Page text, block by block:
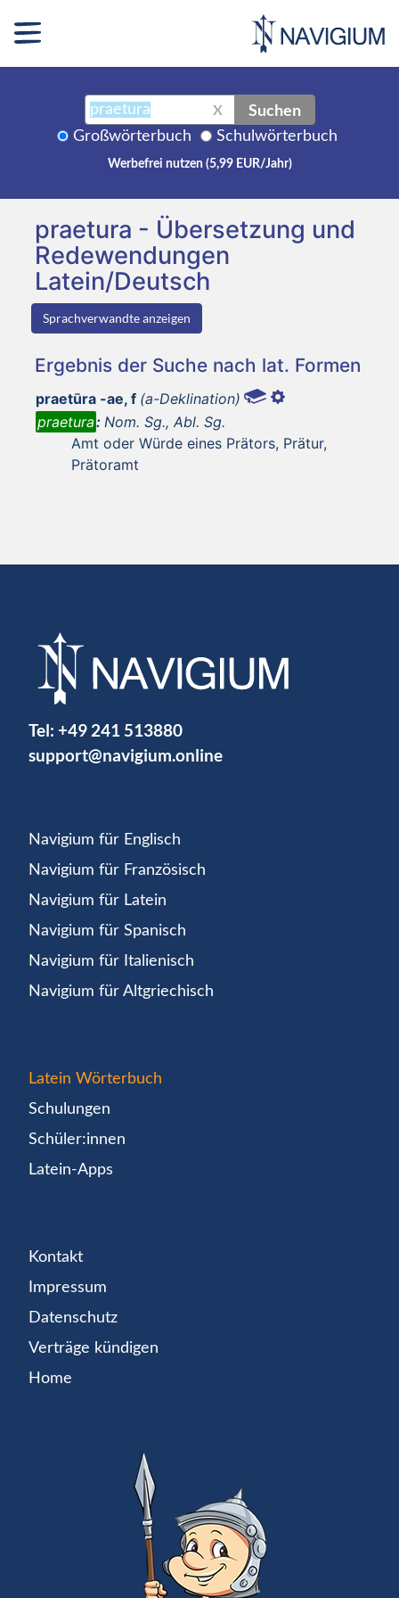
X Suchen
Großwörterbuch Schulwörterbuch
Werbefrei nutzen (5,99 EUR/Jahr)
praetura - Übersetzung und
Redewendungen
Latein/Deutsch
Sprachverwandte anzeigen
Ergebnis der Suche nach lat. Formen
praetūra -ae, f (a-Deklination)
praetura: Nom. Sg., Abl. Sg.
Amt oder Würde eines Prätors, Prätur,
Prätoramt
Tel: +49 241 513880
support@navigium.online
Navigium für Englisch
Navigium für Französisch
Navigium für Latein
Navigium für Spanisch
Navigium für Italienisch
Navigium für Altgriechisch
Latein Wörterbuch
Schulungen
Schüler:innen
Latein-Apps
Kontakt
Impressum
Datenschutz
Verträge kündigen
Home